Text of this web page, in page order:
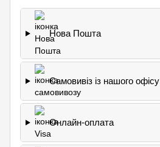
Нова Пошта
Самовивіз із нашого офісу
Онлайн-оплата